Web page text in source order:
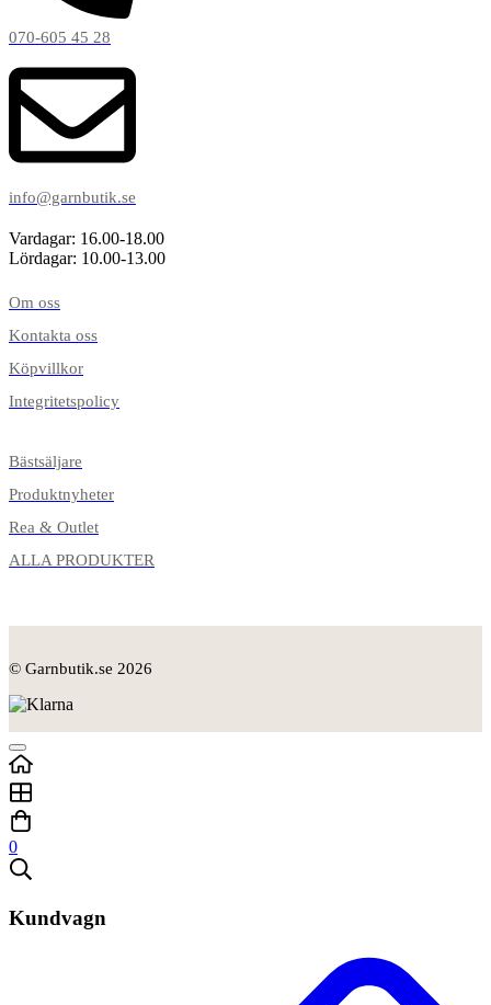
070-605 45 28
info@garnbutik.se
Vardagar: 16.00-18.00
Lördagar: 10.00-13.00
Om oss
Kontakta oss
Köpvillkor
Integritetspolicy
Bästsäljare
Produktnyheter
Rea & Outlet
ALLA PRODUKTER
© Garnbutik.se 2026
0
Kundvagn